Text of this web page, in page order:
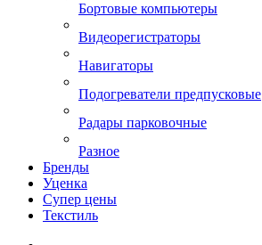
Бортовые компьютеры
Видеорегистраторы
Навигаторы
Подогреватели предпусковые
Радары парковочные
Разное
Бренды
Уценка
Супер цены
Текстиль